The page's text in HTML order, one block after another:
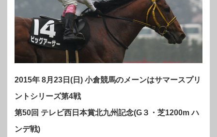
2015年 8月23日(日) 小倉競馬のメーンはサマースプリ
ントシリーズ第4戦
第50回 テレビ西日本賞北九州記念(G３・芝1200m ハ
ンデ戦)